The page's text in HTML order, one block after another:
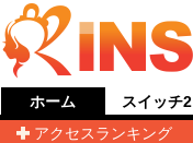
ホーム
アクセスランキング
スイッチ2